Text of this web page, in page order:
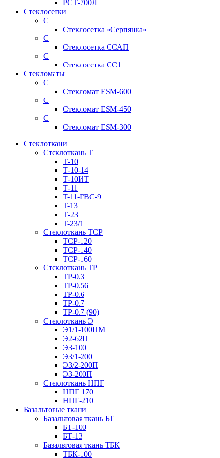
РСТ-700Л
Стеклосетки
С
Стеклосетка «Серпянка»
С
Стеклосетка ССАП
С
Стеклосетка СС1
Стекломаты
С
Стекломат ESM-600
С
Стекломат ESM-450
С
Стекломат ESM-300
Стеклоткани
Стеклоткань Т
Т-10
Т-10-14
Т-10ИТ
Т-11
T-11-ГВС-9
T-13
Т-23
T-23/1
Стеклоткань ТСР
ТСР-120
ТСР-140
ТСР-160
Стеклоткань ТР
ТР-0.3
ТР-0.56
ТР-0.6
ТР-0.7
ТР-0.7 (90)
Стеклоткань Э
Э1/1-100ПМ
Э2-62П
ЭЗ-100
Э3/1-200
ЭЗ/2-200П
ЭЗ-200П
Стеклоткань НПГ
НПГ-170
НПГ-210
Базальтовые ткани
Базальтовая ткань БТ
БТ-100
БТ-13
Базальтовая ткань ТБК
ТБК-100